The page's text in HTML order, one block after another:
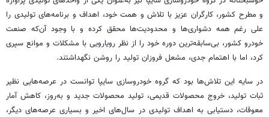
و مطرح کشور، کارگران عزیز با تلاش و همت خود، اهداف و برنامه‌های تولیدی را
علی رغم همه دشواری‌ها و محدودیت‌ها محقق کرده و با وجود آن‌که صنعت
خودرو کشور، بی‌سابقه‌ترین دوره خود را از نظر رویارویی با مشکلات و موانع سپری
کرد، اما با اهتمام جدی، مشعل فروزان تولید را روشن نگه­داشتند.
در سایه این تلاش‌ها بود که گروه خودروسازی سایپا توانست در عرصه‌هایی نظیر
ثبات تولید، خروج محصولات قدیمی، تولید محصولات جدید و به‌روز، کاهش آمار
معوقات، دست­یابی به اهداف تولیدی در سال‌های اخیر و بسیاری عرصه‌های دیگر،